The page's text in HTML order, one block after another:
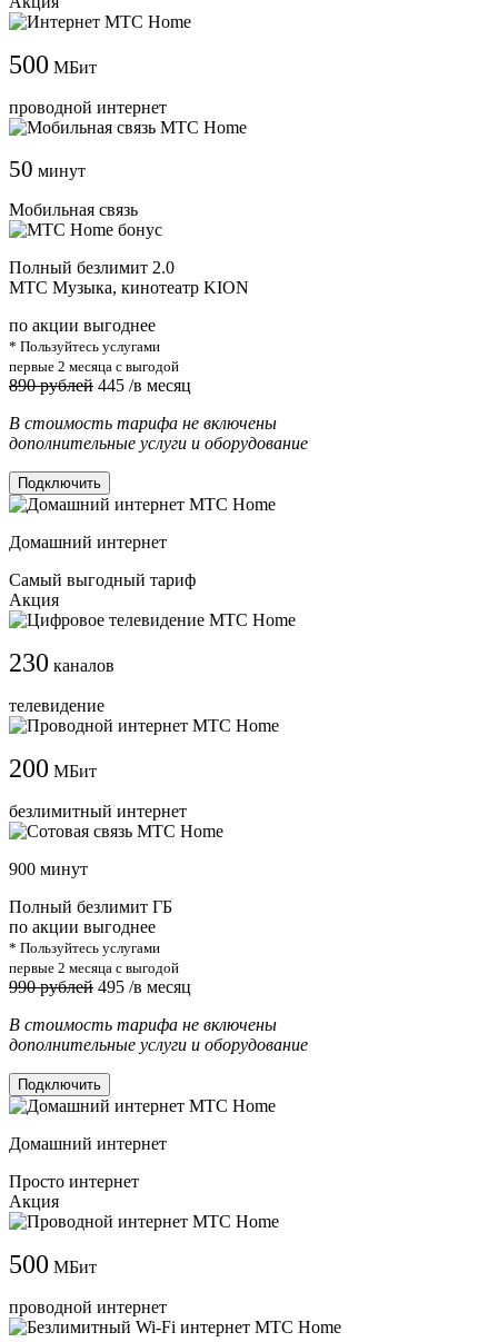
500 МБит
проводной интернет
50 минут
Мобильная связь
Полный безлимит 2.0
МТС Музыка, кинотеатр KION
по акции выгоднее
* Пользуйтесь услугами
первые 2 месяца с выгодой
890 рублей 445 /в месяц
В стоимость тарифа не включены
дополнительные услуги и оборудование
Подключить
Домашний интернет
Самый выгодный тариф
Акция
230 каналов
телевидение
200 МБит
безлимитный интернет
900 минут
Полный безлимит ГБ
по акции выгоднее
* Пользуйтесь услугами
первые 2 месяца с выгодой
990 рублей 495 /в месяц
В стоимость тарифа не включены
дополнительные услуги и оборудование
Подключить
Домашний интернет
Просто интернет
Акция
500 МБит
проводной интернет